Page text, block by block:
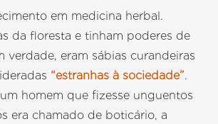
em medicina herbal.
da floresta e tinham poderes de
verdade, eram sábias curandeiras
“estranhas à sociedade”.
homem que fizesse unguentos
era chamado de boticário, a